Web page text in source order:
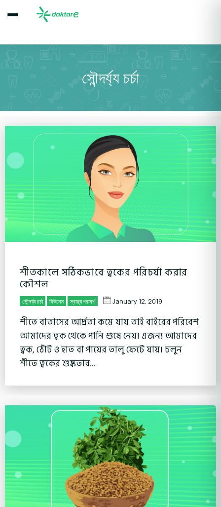
সৌন্দর্য্য চর্চা
শীতকালে সঠিকভাবে ত্বকের পরিচর্যা করার
কৌশল
সৌন্দর্য্য চর্চা ফিটনেস স্বাস্থ্য পরামর্শ January 12, 2019
শীতে বাতাসের আর্দ্রতা কমে যায় তাই বাইরের পরিবেশ
আমাদের ত্বক থেকে পানি শুষে নেয়। এজন্য আমাদের
ত্বক, ঠোঁট ও হাত বা পায়ের তালু ফেটে যায়। চলুন
শীতে ত্বকের শুষ্কতার...